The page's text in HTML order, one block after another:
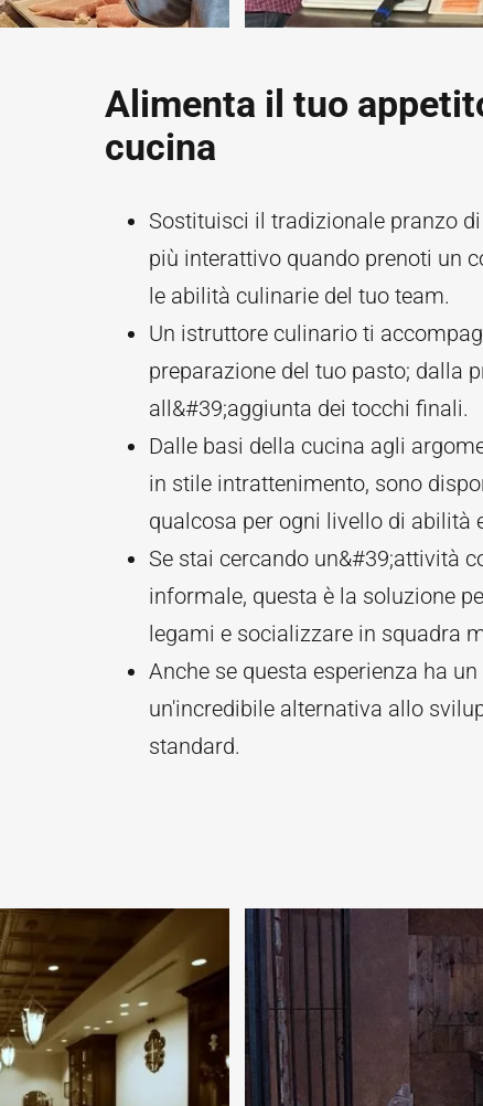
Alimenta il tuo
cucina
Sostituisci il tradizionale pranzo
più interattivo quando prenoti un
le abilità culinarie del tuo team.
Un istruttore culinario ti
preparazione del tuo pasto; dalla
all&#39;aggiunta dei tocchi finali.
Dalle basi della cucina agli
in stile intrattenimento, sono
qualcosa per ogni livello di abilità
Se stai cercando un&#39;attività
informale, questa è la soluzione
legami e socializzare in squadra
Anche se questa esperienza ha
un'incredibile alternativa allo
standard.